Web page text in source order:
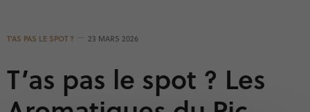
T'AS PAS LE SPOT ? 23 MARS 2026
T’as pas le spot ? Les